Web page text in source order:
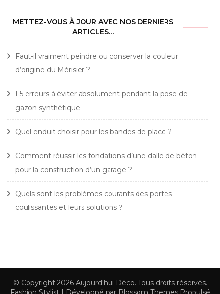
METTEZ-VOUS À JOUR AVEC NOS DERNIERS
ARTICLES…
Faut-il vraiment peindre ou conserver la couleur
d’origine du Mérisier ?
L5 erreurs à éviter absolument pendant la pose de
gazon synthétique
Quel enduit choisir pour les bandes de placo ?
Comment réussir les fondations d’une dalle de béton
pour la construction d’un garage ?
Quels sont les problèmes courants des portes
coulissantes et leurs solutions ?
© Copyright 2026 Aujourd'hui Déco. Tous droits réservés.
Fashion Stylist | Développé par Blossom Themes.Propulsé